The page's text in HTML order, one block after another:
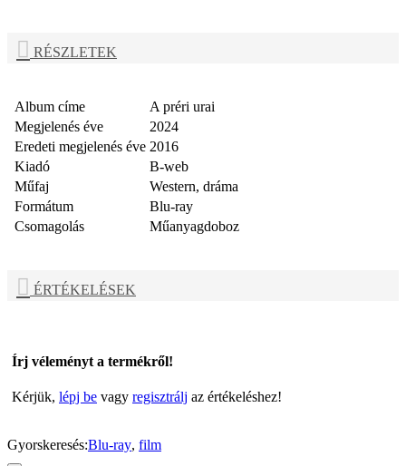
RÉSZLETEK
Album címe
A préri urai
Megjelenés éve
2024
Eredeti megjelenés éve 2016
Kiadó
B-web
Műfaj
Western, dráma
Formátum
Blu-ray
Csomagolás
Műanyagdoboz
ÉRTÉKELÉSEK
Írj véleményt a termékről!
Kérjük, lépj be vagy regisztrálj az értékeléshez!
Gyorskeresés:Blu-ray, film